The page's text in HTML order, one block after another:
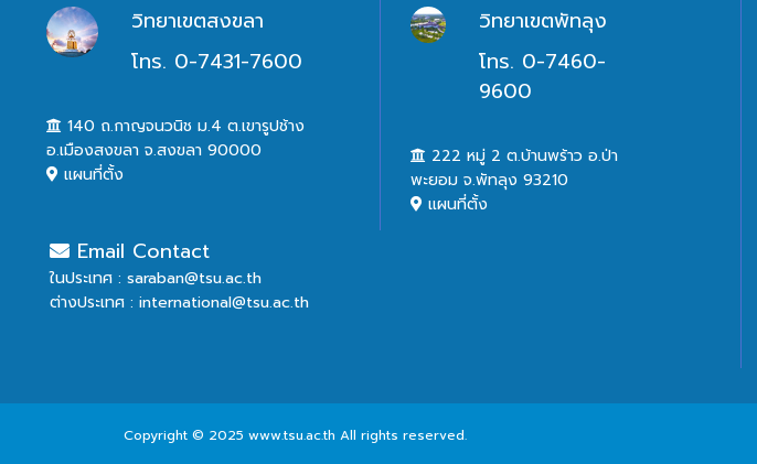
วิทยาเขตสงขลา
โทร. 0-7431-7600
140 ถ.กาญจนวนิช ม.4 ต.เขารูปช้าง
อ.เมืองสงขลา จ.สงขลา 90000
แผนที่ตั้ง
วิทยาเขตพัทลุง
โทร. 0-7460-
9600
222 หมู่ 2 ต.บ้านพร้าว อ.ป่า
พะยอม จ.พัทลุง 93210
แผนที่ตั้ง
Email Contact
ในประเทศ : saraban@tsu.ac.th
ต่างประเทศ : international@tsu.ac.th
Copyright © 2025 www.tsu.ac.th All rights reserved.